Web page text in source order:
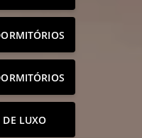
DE LUXO